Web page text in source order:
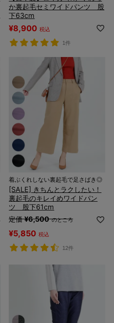
か裏起毛セミワイドパンツ 股
下63cm
¥8,900 税込
1件
着ぶくれしない裏起毛で足さばき◎
[SALE] きちんとラクしたい！
裏起毛のキレイめワイドパン
ツ 股下61cm
定価 ¥6,500 のところ
¥5,850 税込
12件